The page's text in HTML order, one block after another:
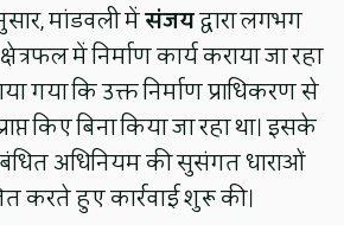
मांडवली मेंसंजयद्वारा लगभग
क्षेत्रफल में निर्माण कार्य कराया जा रहा
गया कि उक्त निर्माण प्राधिकरण से
किए बिना किया जा रहा था। इसके
अधिनियम की सुसंगत धाराओं
करते हुए कार्रवाई शुरू की।